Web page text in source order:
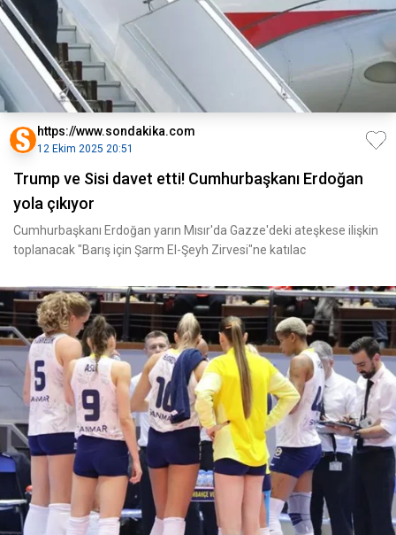
https://www.sondakika.com
12 Ekim 2025 20:51
Trump ve Sisi davet etti! Cumhurbaşkanı Erdoğan
yola çıkıyor
Cumhurbaşkanı Erdoğan yarın Mısır'da Gazze'deki ateşkese ilişkin
toplanacak "Barış için Şarm El-Şeyh Zirvesi"ne katılac